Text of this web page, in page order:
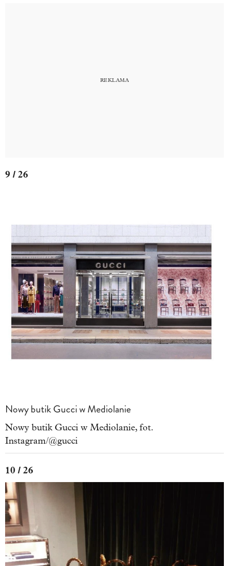
9 / 26
Nowy butik Gucci w Mediolanie
Nowy butik Gucci w Mediolanie, fot.
Instagram/@gucci
10 / 26